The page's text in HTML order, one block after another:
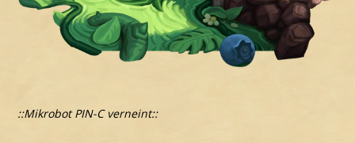
::Mikrobot PIN-C verneint::